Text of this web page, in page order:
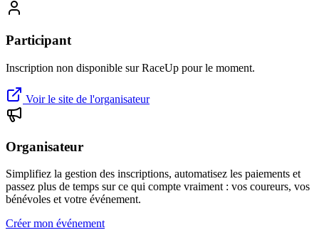
Participant
Inscription non disponible sur RaceUp pour le moment.
Voir le site de l'organisateur
Organisateur
Simplifiez la gestion des inscriptions, automatisez les paiements et
passez plus de temps sur ce qui compte vraiment : vos coureurs, vos
bénévoles et votre événement.
Créer mon événement